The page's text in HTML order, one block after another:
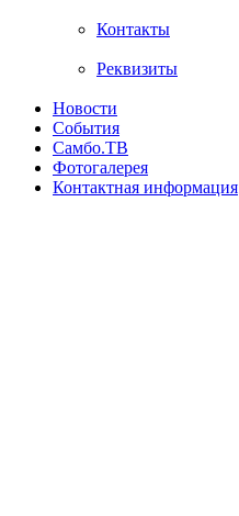
Контакты
Реквизиты
Новости
События
Самбо.ТВ
Фотогалерея
Контактная информация